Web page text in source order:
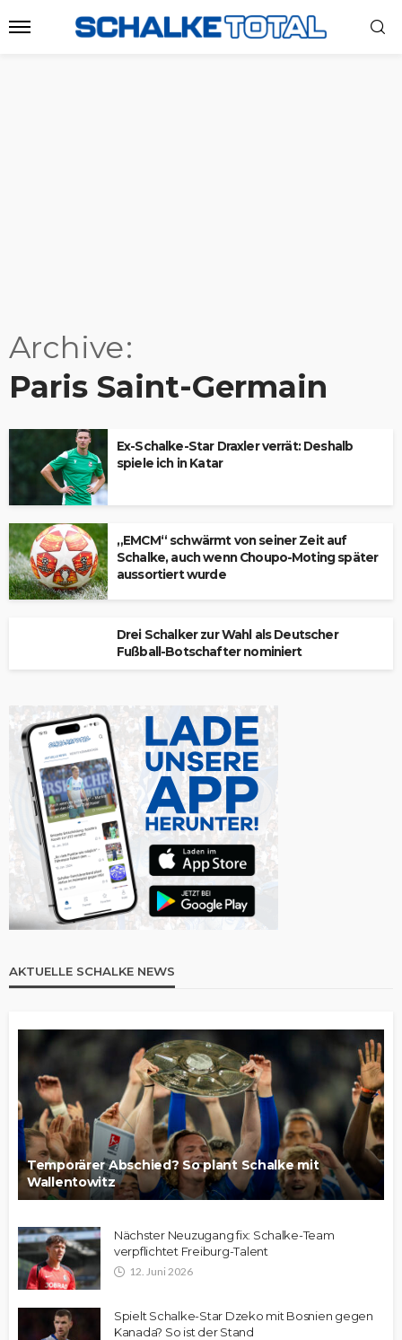
Archive
Paris Saint-Germain
Ex-Schalke-Star Draxler verrät: Deshalb
spiele ich in Katar
„EMCM“ schwärmt von seiner Zeit auf
Schalke, auch wenn Choupo-Moting später
aussortiert wurde
Drei Schalker zur Wahl als Deutscher
Fußball-Botschafter nominiert
AKTUELLE SCHALKE NEWS
Temporärer Abschied? So plant Schalke mit
Wallentowitz
Nächster Neuzugang fix: Schalke-Team
verpflichtet Freiburg-Talent
12. Juni 2026
Spielt Schalke-Star Dzeko mit Bosnien gegen
Kanada? So ist der Stand